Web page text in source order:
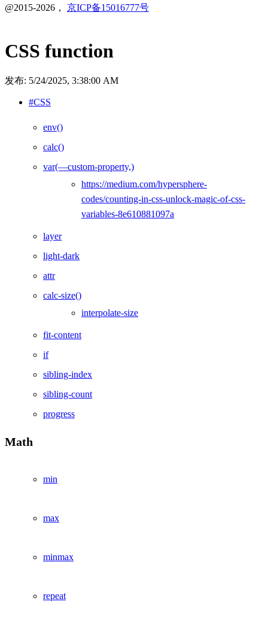
@2015-2026， 京ICP备15016777号
CSS function
发布: 5/24/2025, 3:38:00 AM
#CSS
env()
calc()
var(—custom-property,)
https://medium.com/hypersphere-
codes/counting-in-css-unlock-magic-of-css-
variables-8e610881097a
layer
light-dark
attr
calc-size()
interpolate-size
fit-content
if
sibling-index
sibling-count
progress
Math
min
max
minmax
repeat